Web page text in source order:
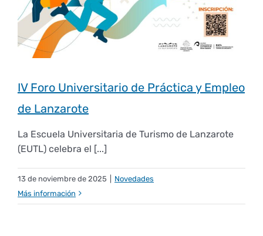
Comisiones
Personal
Empresas
Coordinador y tutores
Renovación acreditación
Memoria verificación
Informes
Documentos
Impresos y formularios
Correo institucional
Delegación de Estudiantes
Estatuto estudiante universitario
Plan de acción tutorial
Primer Encuentro (2025)
Edición 2025 (UVL 2025)
Edición 2026 (UVL 2026)
IV Foro Universitario de Práctica y Empleo
de Lanzarote
La Escuela Universitaria de Turismo de Lanzarote
(EUTL) celebra el [...]
13 de noviembre de 2025
Novedades
Más información